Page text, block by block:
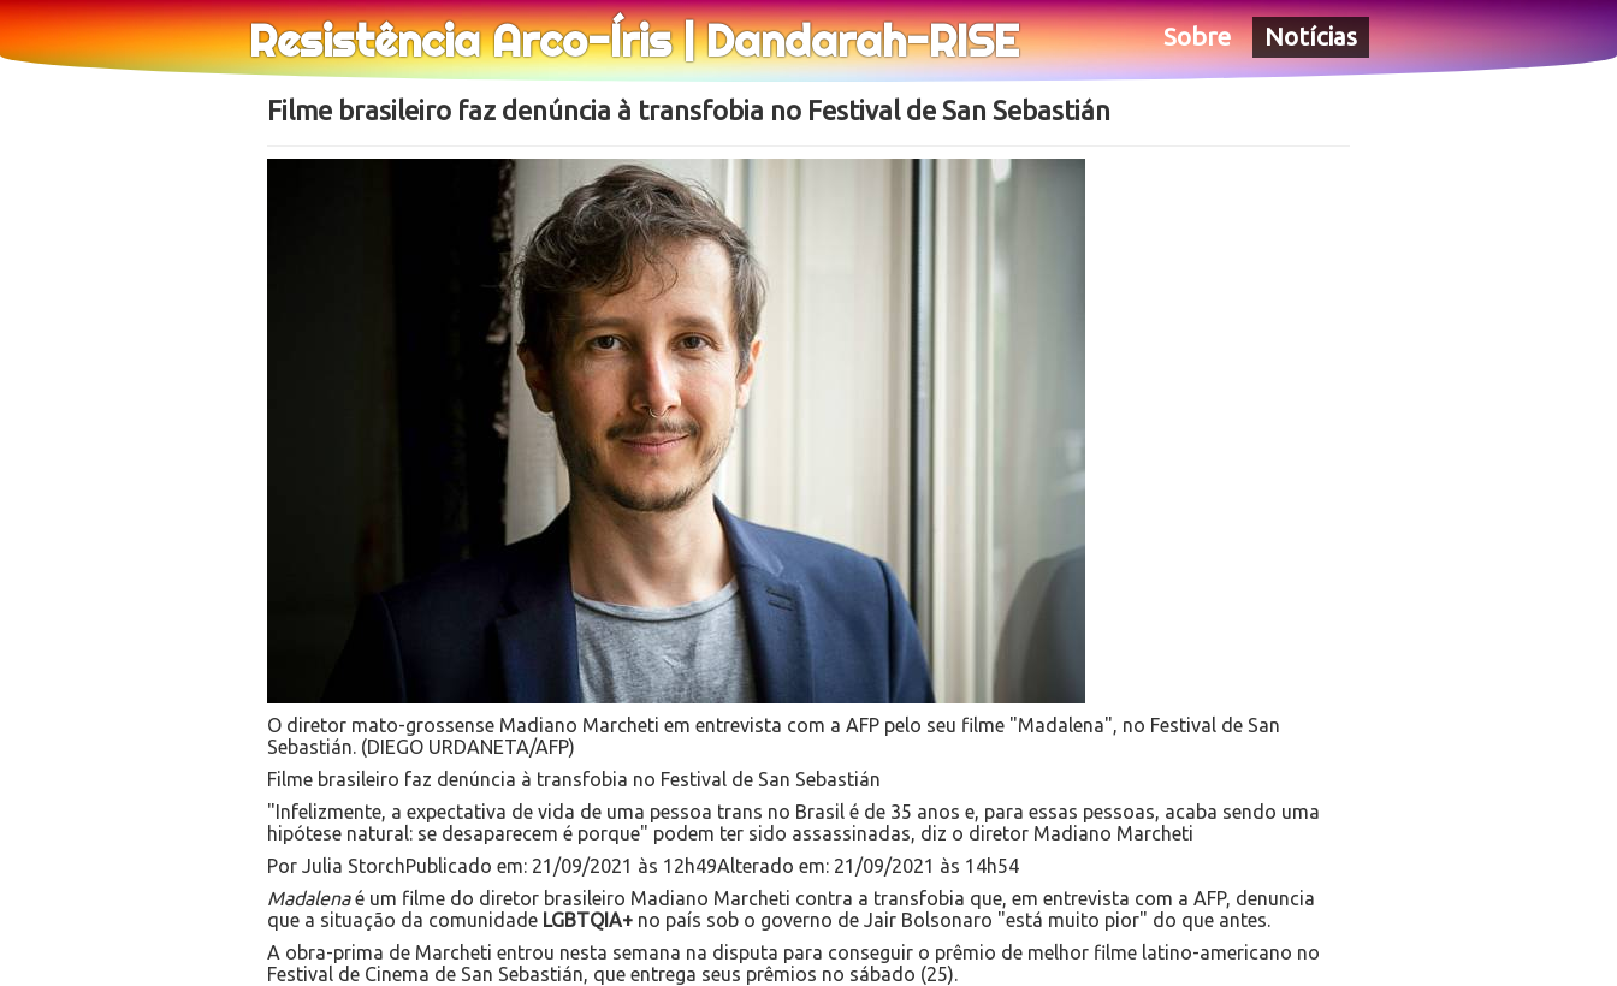
Sobre Notícias
Resistência Arco-Íris | Dandarah-RISE
Filme brasileiro faz denúncia à transfobia no Festival de San Sebastián
O diretor mato-grossense Madiano Marcheti em entrevista com a AFP pelo seu filme "Madalena", no Festival de San
Sebastián. (DIEGO URDANETA/AFP)
Filme brasileiro faz denúncia à transfobia no Festival de San Sebastián
"Infelizmente, a expectativa de vida de uma pessoa trans no Brasil é de 35 anos e, para essas pessoas, acaba sendo uma
hipótese natural: se desaparecem é porque" podem ter sido assassinadas, diz o diretor Madiano Marcheti
Por Julia StorchPublicado em: 21/09/2021 às 12h49Alterado em: 21/09/2021 às 14h54
Madalenaé um filme do diretor brasileiro Madiano Marcheti contra a transfobia que, em entrevista com a AFP, denuncia
que a situação da comunidade LGBTQIA+ no país sob o governo de Jair Bolsonaro "está muito pior" do que antes.
A obra-prima de Marcheti entrou nesta semana na disputa para conseguir o prêmio de melhor filme latino-americano no
Festival de Cinema de San Sebastián, que entrega seus prêmios no sábado (25).